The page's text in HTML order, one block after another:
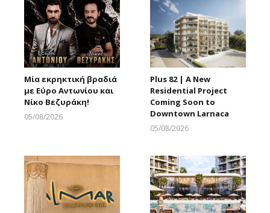
Μία εκρηκτική βραδιά
με Εύρο Αντωνίου και
Νίκο Βεζυράκη!
05/08/2026
Plus 82 | A New
Residential Project
Coming Soon to
Downtown Larnaca
05/08/2026